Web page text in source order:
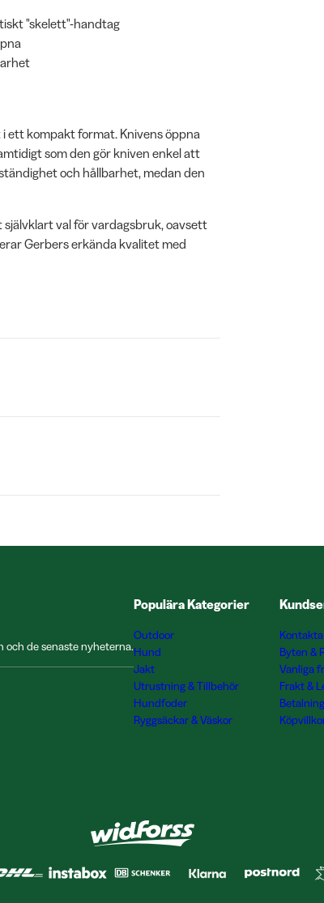
"skelett"-handtag
ett kompakt format. Knivens öppna
som den gör kniven enkel att
och hållbarhet, medan den
val för vardagsbruk, oavsett
Gerbers erkända kvalitet med
de senaste nyheterna.
Populära Kategorier
Outdoor
Hund
Jakt
Utrustning & Tillbehör
Hundfoder
Ryggsäckar & Väskor
Byten &
Vanliga
Frakt &
Betalning